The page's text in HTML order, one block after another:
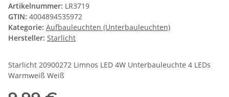
Artikelnummer: LR3719
GTIN: 4004894535972
Kategorie: Aufbauleuchten (Unterbauleuchten)
Hersteller: Starlicht
Starlicht 20900272 Limnos LED 4W Unterbauleuchte 4 LEDs
Warmweiß Weiß